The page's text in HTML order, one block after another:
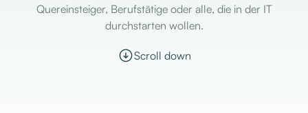
Quereinsteiger, Berufstätige oder alle, die in der IT
durchstarten wollen.
Scroll down